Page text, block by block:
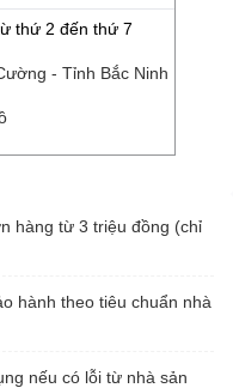
thứ 2 đến thứ 7
- Tỉnh Bắc Ninh
hàng từ 3 triệu đồng (chỉ
hành theo tiêu chuẩn nhà
nếu có lỗi từ nhà sản